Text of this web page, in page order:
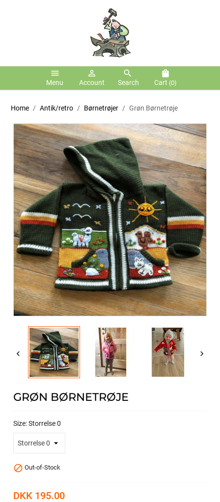
menu
Menu
person_outline
Account
search
Search
shopping_bag
Cart (0)
Home Antik/retro Børnetrøjer Grøn Børnetrøje
 
GRØN BØRNETRØJE
Size: Storrelse 0
 Out-of-Stock
DKK 195.00